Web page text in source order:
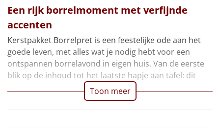
Overige
Ideeën
Personeel
Doe het zelf
Sinterklaaspakketten
Particulier
Een rijk borrelmoment met verfijnde
accenten
Kerstpakket Borrelpret is een feestelijke ode aan het
goede leven, met alles wat je nodig hebt voor een
ontspannen borrelavond in eigen huis. Van de eerste
blik op de inhoud tot het laatste hapje aan tafel: dit
Toon meer